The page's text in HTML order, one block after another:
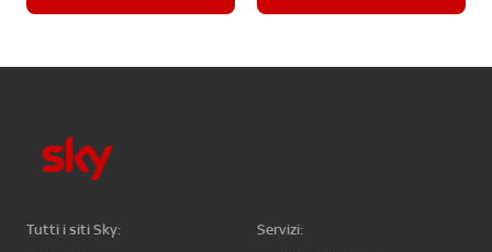
Tutti i siti Sky:
Servizi: